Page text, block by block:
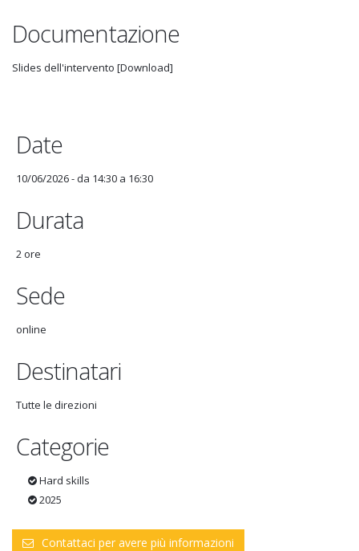
Documentazione
Slides dell'intervento [Download]
Date
10/06/2026 -da 14:30 a 16:30
Durata
2 ore
Sede
online
Destinatari
Tutte le direzioni
Categorie
Hard skills
2025
Contattaci per avere più informazioni